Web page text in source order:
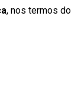
, nos termos do